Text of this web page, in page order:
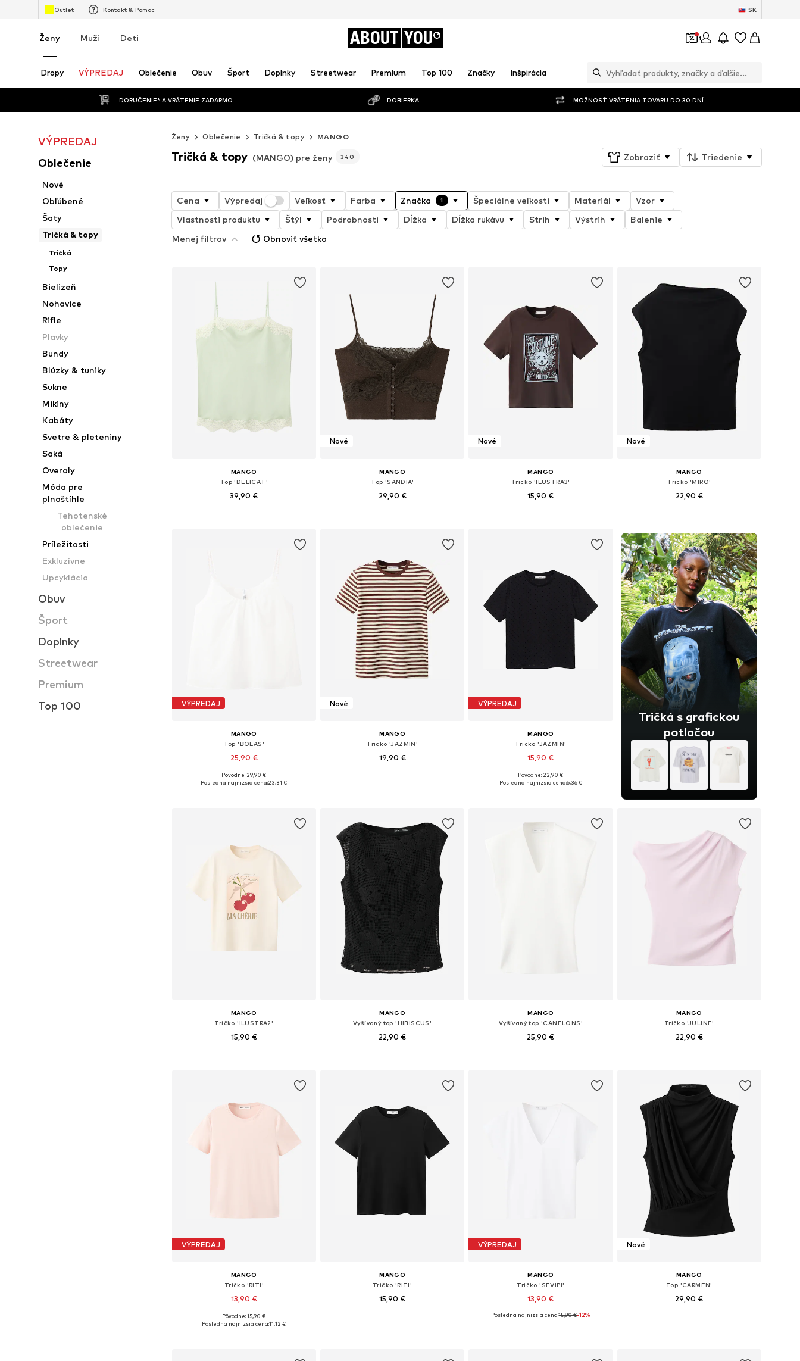
Outlet Kontakt & Pomoc SK
Ženy Muži Deti ABOUT YOU 1
Dropy VÝPREDAJ Oblečenie Obuv Šport Doplnky Streetwear Premium Top 100 Značky Inšpirácia
DORUČENIE* A VRÁTENIE ZADARMO DOBIERKA MOŽNOSŤ VRÁTENIA TOVARU DO 30 DNÍ
VÝPREDAJ
Oblečenie
Nové
Obľúbené
Šaty
Tričká & topy
Tričká
Topy
Bielizeň
Nohavice
Rifle
Plavky
Bundy
Blúzky & tuniky
Sukne
Mikiny
Kabáty
Svetre & pleteniny
Saká
Overaly
Móda pre
plnoštíhle
Tehotenské
oblečenie
Príležitosti
Exkluzívne
Upcyklácia
Obuv
Šport
Doplnky
Streetwear
Premium
Top 100
Ženy Oblečenie Tričká & topy MANGO
Tričká & topy (MANGO) pre ženy 340 Zobraziť Triedenie
Cena Výpredaj Veľkosť Farba Značka 1 Špeciálne veľkosti Materiál
Vzor
Vlastnosti produktu
Štýl Podrobnosti Dĺžka Dĺžka rukávu Strih Výstrih
Balenie
Menej filtrov
Obnoviť všetko
MANGO
Top 'DELICAT'
39,90 €
Nové
MANGO
Top 'SANDIA'
29,90 €
Nové
MANGO
Tričko 'ILUSTRA3'
15,90 €
Nové
MANGO
Tričko 'MIRO'
22,90 €
Pridať do košíka
VÝPREDAJ
MANGO
Top 'BOLAS'
25,90 €
Dostupné veľkosti: XS, S, M, L
Pôvodne: 29,90 €
Posledná najnižšia cena:23,31 €
Nové
MANGO
Tričko 'JAZMIN'
19,90 €
VÝPREDAJ
MANGO
Tričko 'JAZMIN'
15,90 €
Dostupné veľkosti: XS, S
Pôvodne: 22,90 €
Posledná najnižšia cena:6,36 €
Tričká s grafickou
potlačou
MANGO
Tričko 'ILUSTRA2'
15,90 €
MANGO
Vyšívaný top 'HIBISCUS'
22,90 €
MANGO
Vyšívaný top 'CANELONS'
25,90 €
MANGO
Tričko 'JULINE'
22,90 €
VÝPREDAJ
MANGO
Tričko 'RITI'
13,90 €
+ 3
Dostupné v mnohých veľkostiach
Pôvodne: 15,90 €
Posledná najnižšia cena:11,12 €
MANGO
Tričko 'RITI'
15,90 €
VÝPREDAJ
MANGO
Tričko 'SEVIPI'
13,90 €
Dostupné veľkosti: S, M, L, XL
Posledná najnižšia cena:15,90 €-12%
Nové
MANGO
Top 'CARMEN'
29,90 €